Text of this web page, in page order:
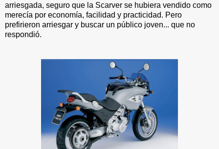
arriesgada, seguro que la Scarver se hubiera vendido como
merecía por economía, facilidad y practicidad. Pero
prefirieron arriesgar y buscar un público joven... que no
respondió.